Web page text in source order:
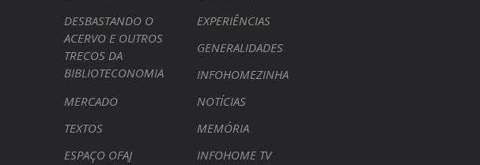
DESBASTANDO O
ACERVO E OUTROS
TRECOS DA
BIBLIOTECONOMIA
EXPERIÊNCIAS
GENERALIDADES
INFOHOMEZINHA
MERCADO
NOTÍCIAS
TEXTOS
MEMÓRIA
ESPAÇO OFAJ
INFOHOME TV